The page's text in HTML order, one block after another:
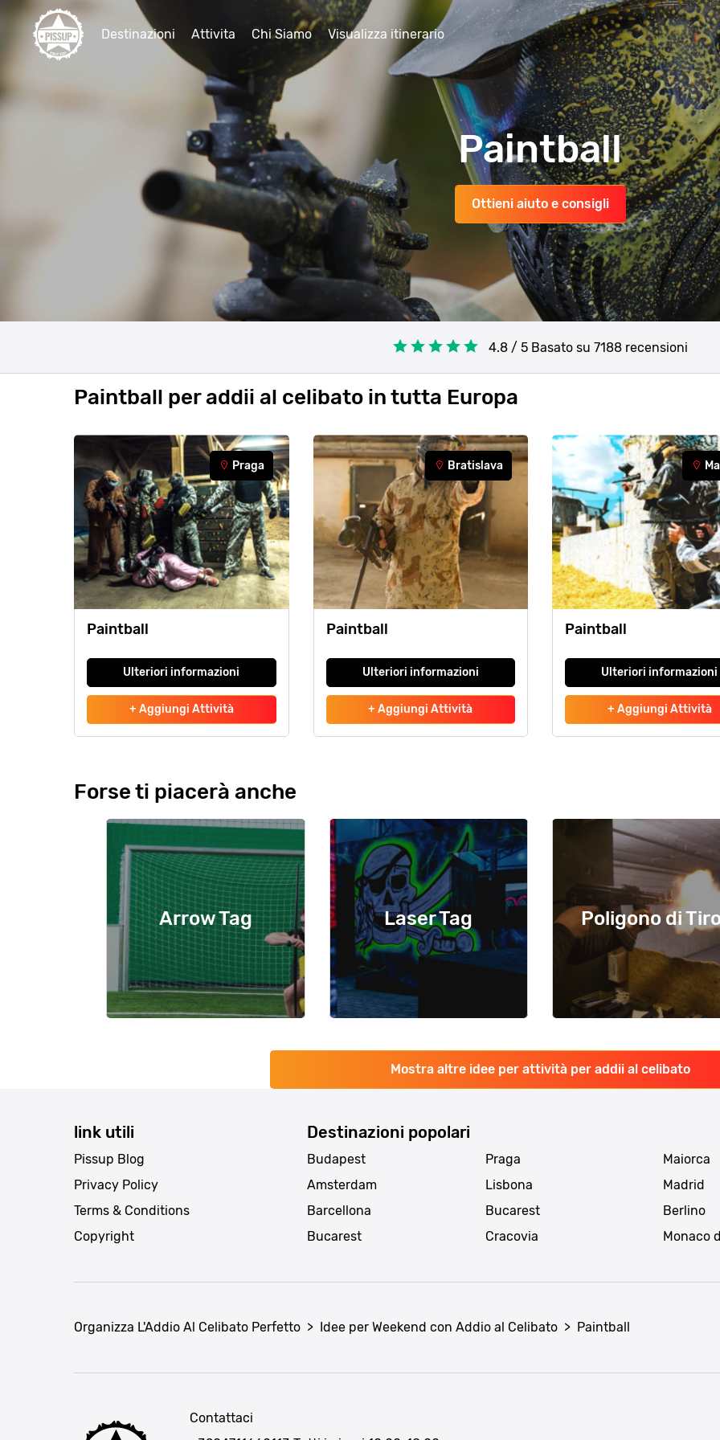
Destinazioni Attivita Chi Siamo Visualizza itinerario
Paintball
Ottieni aiuto e consigli
4.8 / 5 Basato su 7188 recensioni
Paintball per addii al celibato in tutta Europa
Praga
Paintball
Ulteriori informazioni
+ Aggiungi Attività
Bratislava
Paintball
Ulteriori informazioni
+ Aggiungi Attività
Paintball
Ulteriori informazioni
+ Aggiungi Attività
Forse ti piacerà anche
Arrow Tag Laser Tag Poligono di
Mostra altre idee per attività per addii al celibato
link utili
Pissup Blog
Privacy Policy
Terms & Conditions
Copyright
Destinazioni popolari
Budapest
Amsterdam
Barcellona
Bucarest
Praga
Lisbona
Bucarest
Cracovia
Maiorca
Madrid
Berlino
Monaco
Organizza L'Addio Al Celibato Perfetto > Idee per Weekend con Addio al Celibato > Paintball
Contattaci